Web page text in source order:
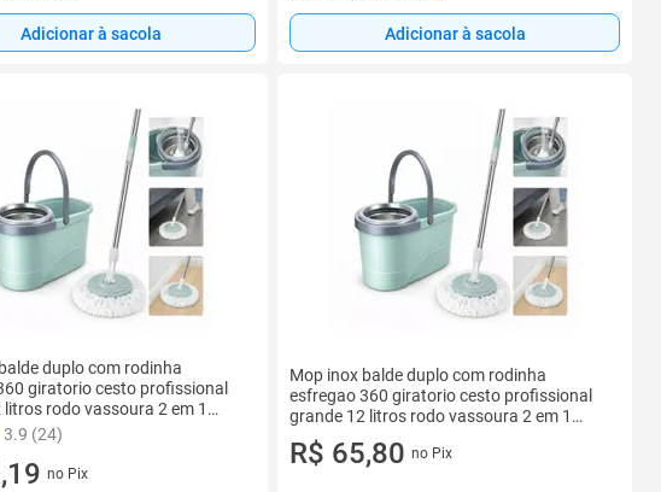
Adicionar à sacola Adicionar à sacola
duplo com rodinha
giratorio cesto profissional
rodo vassoura 2 em 1
3.9 (24)
no Pix
Mop inox balde duplo com rodinha
esfregao 360 giratorio cesto profissional
grande 12 litros rodo vassoura 2 em 1
limpa s
R$ 65,80 no Pix